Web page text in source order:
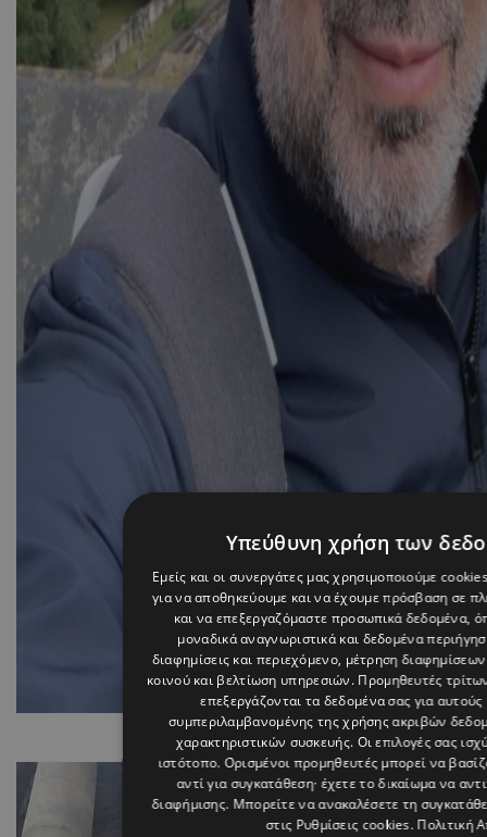
Photo By tasostrifonos On
Υπεύθυνη χρήση των
Εμείς και οι συνεργάτες μας χρησιμοποιούμε
για να αποθηκεύουμε και να έχουμε πρόσβαση σε
και να επεξεργαζόμαστε προσωπικά δεδομένα,
μοναδικά αναγνωριστικά και δεδομένα
διαφημίσεις και περιεχόμενο, μέτρηση
κοινού και βελτίωση υπηρεσιών. Προμηθευτές
επεξεργάζονται τα δεδομένα σας για
συμπεριλαμβανομένης της χρήσης ακριβών
χαρακτηριστικών συσκευής. Οι επιλογές σας
ιστότοπο. Ορισμένοι προμηθευτές μπορεί να
αντί για συγκατάθεση· έχετε το δικαίωμα να
διαφήμισης. Μπορείτε να ανακαλέσετε τη
στις Ρυθμίσεις cookies. Πολιτική